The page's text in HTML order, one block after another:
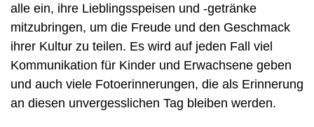
alle ein, ihre Lieblingsspeisen und -getränke
mitzubringen, um die Freude und den Geschmack
ihrer Kultur zu teilen. Es wird auf jeden Fall viel
Kommunikation für Kinder und Erwachsene geben
und auch viele Fotoerinnerungen, die als Erinnerung
an diesen unvergesslichen Tag bleiben werden.